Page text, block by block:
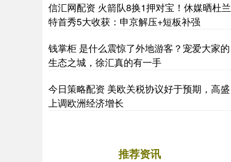
信汇网配资 火箭队8换1押对宝！休媒晒杜兰
特首秀5大收获：申京解压+短板补强
钱掌柜 是什么震惊了外地游客？宠爱大家的
生态之城，徐汇真的有一手
今日策略配资 美欧关税协议好于预期，高盛
上调欧洲经济增长
推荐资讯